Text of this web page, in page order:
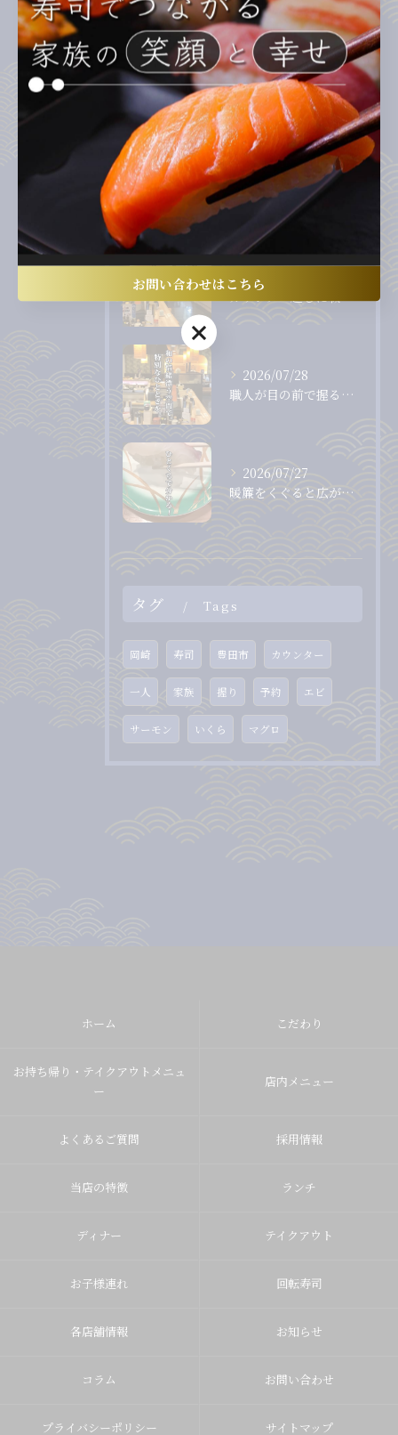
ディナー
テイクアウト
お子様連れ
回転寿司
最近の投稿 Recent Posts
2026/07/31
カウンター越しに職人から直接受け取る、出来たて、握りたてのお...
2026/07/28
職人が目の前で握る、息をのむほど美しいまぐろ。
2026/07/27
暖簾をくぐると広がる、落ち着いた和の空間。
タグ Tags
岡崎 寿司 豊田市 カウンター
一人 家族 握り 予約 エビ
サーモン いくら マグロ
ホーム こだわり
お持ち帰り・テイクアウトメニュ
ー
店内メニュー
よくあるご質問 採用情報
当店の特徴 ランチ
ディナー テイクアウト
お子様連れ 回転寿司
各店舗情報 お知らせ
コラム お問い合わせ
プライバシーポリシー サイトマップ
お問い合わせはこちら
お問い合わせはこちら